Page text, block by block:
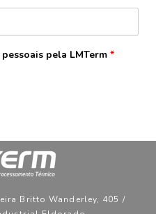
pela LMTerm *
Britto Wanderley, 405 /